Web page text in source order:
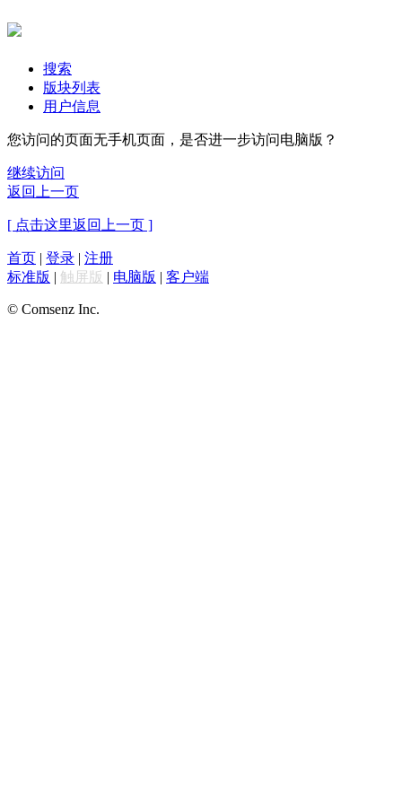
搜索
版块列表
用户信息
您访问的页面无手机页面，是否进一步访问电脑版？
继续访问
返回上一页
[ 点击这里返回上一页 ]
首页 | 登录 | 注册
标准版 | 触屏版 | 电脑版 | 客户端
© Comsenz Inc.